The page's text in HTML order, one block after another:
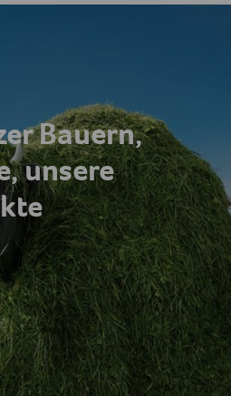
Bauern,
unsere